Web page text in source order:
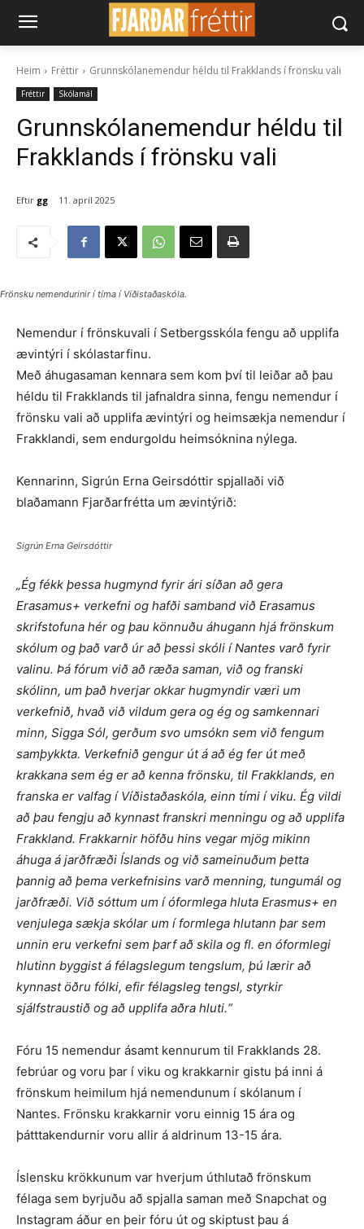
Heim Fréttir Grunnskólanemendur héldu til Frakklands í frönsku vali
Fréttir Skólamál
Grunnskólanemendur héldu til
Frakklands í frönsku vali
Eftir gg 11. apríl 2025
Frönsku nemendurinir í tíma í Víðistaðaskóla.
Nemendur í frönskuvali í Setbergsskóla fengu að upplifa
ævintýri í skólastarfinu.
Með áhugasaman kennara sem kom því til leiðar að þau
héldu til Frakklands til jafnaldra sinna, fengu nemendur í
frönsku vali að upplifa ævintýri og heimsækja nemendur í
Frakklandi, sem endurgoldu heimsóknina nýlega.
Kennarinn, Sigrún Erna Geirsdóttir spjallaði við
blaðamann Fjarðarfrétta um ævintýrið:
Sigrún Erna Geirsdóttir
„Ég fékk þessa hugmynd fyrir ári síðan að gera
Erasamus+ verkefni og hafði samband við Erasamus
skrifstofuna hér og þau könnuðu áhugann hjá frönskum
skólum og það varð úr að þessi skóli í Nantes varð fyrir
valinu. Þá fórum við að ræða saman, við og franski
skólinn, um það hverjar okkar hugmyndir væri um
verkefnið, hvað við vildum gera og ég og samkennari
minn, Sigga Sól, gerðum svo umsókn sem við fengum
samþykkta. Verkefnið gengur út á að ég fer út með
krakkana sem ég er að kenna frönsku, til Frakklands, en
franska er valfag í Víðistaðaskóla, einn tími í viku. Ég vildi
að þau fengju að kynnast franskri menningu og að upplifa
Frakkland. Frakkarnir höfðu hins vegar mjög mikinn
áhuga á jarðfræði Íslands og við sameinuðum þetta
þannig að þema verkefnisins varð menning, tungumál og
jarðfræði. Við sóttum um í óformlega hluta Erasmus+ en
venjulega sækja skólar um í formlega hlutann þar sem
unnin eru verkefni sem þarf að skila og fl. en óformlegi
hlutinn byggist á félagslegum tengslum, þú lærir að
kynnast öðru fólki, efir félagsleg tengsl, styrkir
sjálfstraustið og að upplifa aðra hluti.“
Fóru 15 nemendur ásamt kennurum til Frakklands 28.
febrúar og voru þar í viku og krakkarnir gistu þá inni á
frönskum heimilum hjá nemendunum í skólanum í
Nantes. Frönsku krakkarnir voru einnig 15 ára og
þátttakendurnir voru allir á aldrinum 13-15 ára.
Íslensku krökkunum var hverjum úthlutað frönskum
félaga sem byrjuðu að spjalla saman með Snapchat og
Instagram áður en þeir fóru út og skiptust þau á